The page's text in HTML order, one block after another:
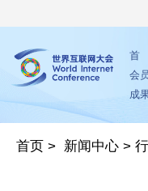
会
成
首页 > 新闻中心 >